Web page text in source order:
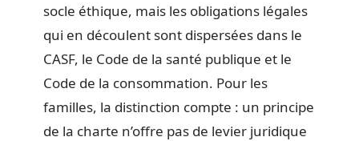
socle éthique, mais les obligations légales
qui en découlent sont dispersées dans le
CASF, le Code de la santé publique et le
Code de la consommation. Pour les
familles, la distinction compte : un principe
de la charte n’offre pas de levier juridique